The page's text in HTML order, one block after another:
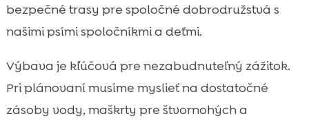
bezpečné trasy pre spoločné dobrodružstvá s
našimi psími spoločníkmi a deťmi.
Výbava je kľúčová pre nezabudnuteľný zážitok.
Pri plánovaní musíme myslieť na dostatočné
zásoby vody, maškrty pre štvornohých a